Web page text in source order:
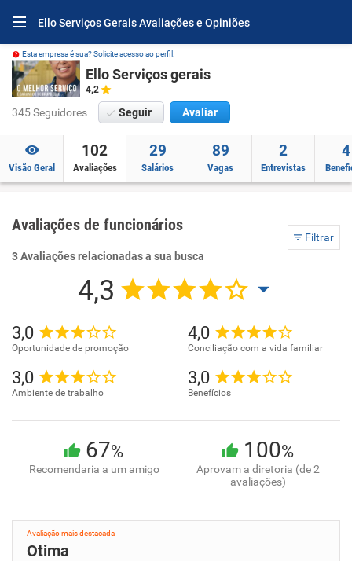
Ello Serviços Gerais Avaliações e Opiniões
Esta empresa é sua? Solicite acesso ao perfil.
Ello Serviços gerais
4,2
345 Seguidores Seguir Avaliar
Visão Geral
102
Avaliações
29
Salários
89
Vagas
2
Entrevistas
4
Avaliações de funcionários
Filtrar
3 Avaliações relacionadas a sua busca
4,3
3,0
Oportunidade de promoção
4,0
Conciliação com a vida familiar
3,0
Ambiente de trabalho
3,0
Benefícios
67%
Recomendaria a um amigo
100%
Aprovam a diretoria (de 2
avaliações)
Avaliação mais destacada
Otima